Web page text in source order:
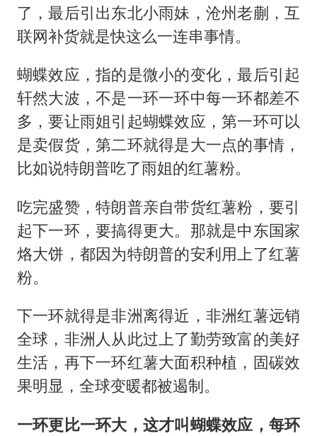
了，最后引出东北小雨妹，沧州老蒯，互
联网补货就是快这么一连串事情。
蝴蝶效应，指的是微小的变化，最后引起
轩然大波，不是一环一环中每一环都差不
多，要让雨姐引起蝴蝶效应，第一环可以
是卖假货，第二环就得是大一点的事情，
比如说特朗普吃了雨姐的红薯粉。
吃完盛赞，特朗普亲自带货红薯粉，要引
起下一环，要搞得更大。那就是中东国家
烙大饼，都因为特朗普的安利用上了红薯
粉。
下一环就得是非洲离得近，非洲红薯远销
全球，非洲人从此过上了勤劳致富的美好
生活，再下一环红薯大面积种植，固碳效
果明显，全球变暖都被遏制。
一环更比一环大，这才叫蝴蝶效应，每环